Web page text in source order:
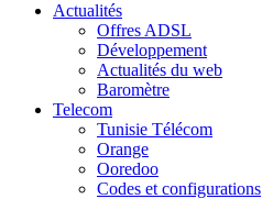
Actualités
Offres ADSL
Développement
Actualités du web
Baromètre
Telecom
Tunisie Télécom
Orange
Ooredoo
Codes et configurations